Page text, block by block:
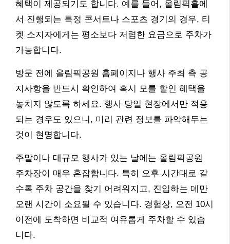
혜택이 제공되기도 합니다. 예를 들어, 올림픽홀에
서 진행되는 특정 콘서트나 스포츠 경기의 경우, 티
켓 소지자에게는 평소보다 저렴한 요금으로 주차가
가능합니다.
방문 전에 올림픽공원 홈페이지나 행사 주최 측 공
지사항을 반드시 확인하여 혹시 모를 할인 혜택을
놓치지 않도록 하세요. 행사 당일 현장에서만 적용
되는 경우도 있으니, 미리 관련 정보를 파악해두는
것이 현명합니다.
주말이나 대규모 행사가 있는 날에는 올림픽공원
주차장이 매우 혼잡합니다. 특히 오후 시간대로 갈
수록 주차 공간을 찾기 어려워지고, 진입하는 데만
오랜 시간이 소요될 수 있습니다. 경험상, 오전 10시
이전에 도착하면 비교적 여유롭게 주차할 수 있습
니다.